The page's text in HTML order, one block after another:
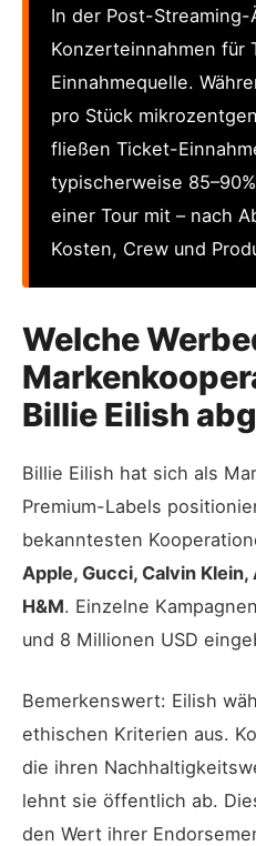
In der Post-Streaming-
Konzerteinnahmen für
Einnahmequelle.
pro Stück
fließen Ticket-
typischerweise
einer Tour mit – nach
Kosten, Crew und
Welche
Billie Eilish
Billie Eilish hat sich als
Premium-Labels
bekanntesten
Apple, Gucci, Calvin
H&M. Einzelne
und 8 Millionen USD
Bemerkenswert: Eilish
ethischen Kriterien aus.
die ihren
lehnt sie öffentlich ab.
den Wert ihrer